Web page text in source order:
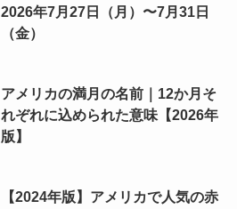
2026年7月27日（月）〜7月31日
（金）
アメリカの満月の名前｜12か月そ
れぞれに込められた意味【2026年
版】
【2024年版】アメリカで人気の赤